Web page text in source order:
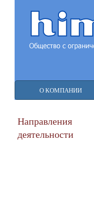
О КОМПАНИИ
Направления
деятельности